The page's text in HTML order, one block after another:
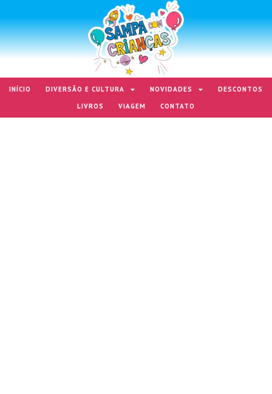
INÍCIO DIVERSÃO E CULTURA NOVIDADES
DESCONTOS
LIVROS
VIAGEM CONTATO